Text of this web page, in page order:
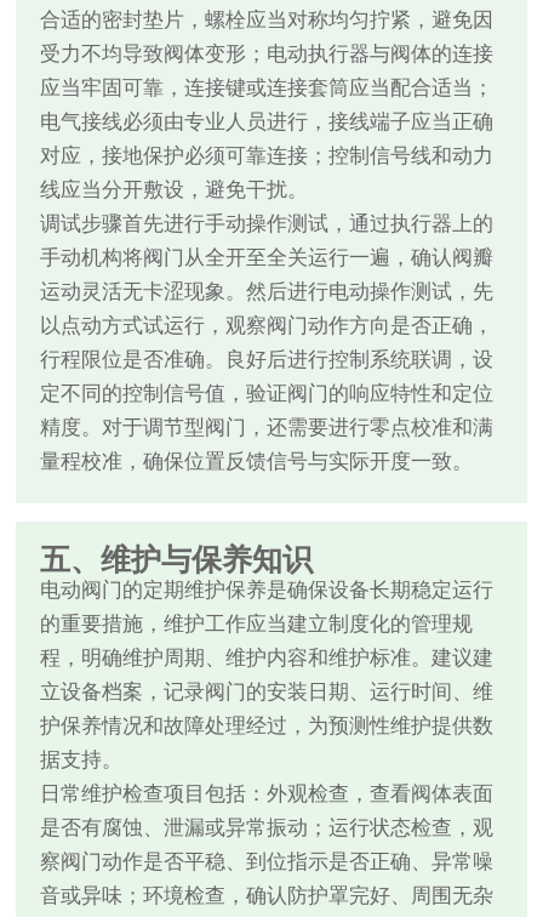
合适的密封垫片，螺栓应当对称均匀拧紧，避免因
受力不均导致阀体变形；电动执行器与阀体的连接
应当牢固可靠，连接键或连接套筒应当配合适当；
电气接线必须由专业人员进行，接线端子应当正确
对应，接地保护必须可靠连接；控制信号线和动力
线应当分开敷设，避免干扰。
调试步骤首先进行手动操作测试，通过执行器上的
手动机构将阀门从全开至全关运行一遍，确认阀瓣
运动灵活无卡涩现象。然后进行电动操作测试，先
以点动方式试运行，观察阀门动作方向是否正确，
行程限位是否准确。良好后进行控制系统联调，设
定不同的控制信号值，验证阀门的响应特性和定位
精度。对于调节型阀门，还需要进行零点校准和满
量程校准，确保位置反馈信号与实际开度一致。
五、维护与保养知识
电动阀门的定期维护保养是确保设备长期稳定运行
的重要措施，维护工作应当建立制度化的管理规
程，明确维护周期、维护内容和维护标准。建议建
立设备档案，记录阀门的安装日期、运行时间、维
护保养情况和故障处理经过，为预测性维护提供数
据支持。
日常维护检查项目包括：外观检查，查看阀体表面
是否有腐蚀、泄漏或异常振动；运行状态检查，观
察阀门动作是否平稳、到位指示是否正确、异常噪
音或异味；环境检查，确认防护罩完好、周围无杂